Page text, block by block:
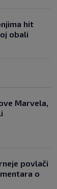
hit
obali
Marvela,
povlači
o